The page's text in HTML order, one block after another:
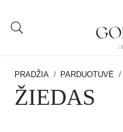
PRADŽIA / PARDUOTUVĖ /
ŽIEDAS